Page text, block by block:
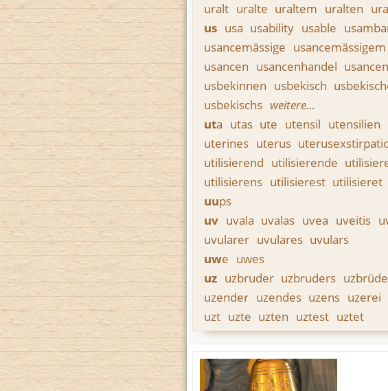
uralt uralte uraltem uralten
us usa usability usable
usancemässige usancemässigem
usancen usancenhandel
usbekinnen usbekisch
usbekischs weitere…
uta utas ute utensil utensilien
uterines uterus
utilisierend utilisierende
utilisierens utilisierest utilisieret
uups
uv uvala uvalas uvea uveitis
uvularer uvulares uvulars
uwe uwes
uz uzbruder uzbruders
uzender uzendes uzens uzerei
uzt uzte uzten uztest uztet